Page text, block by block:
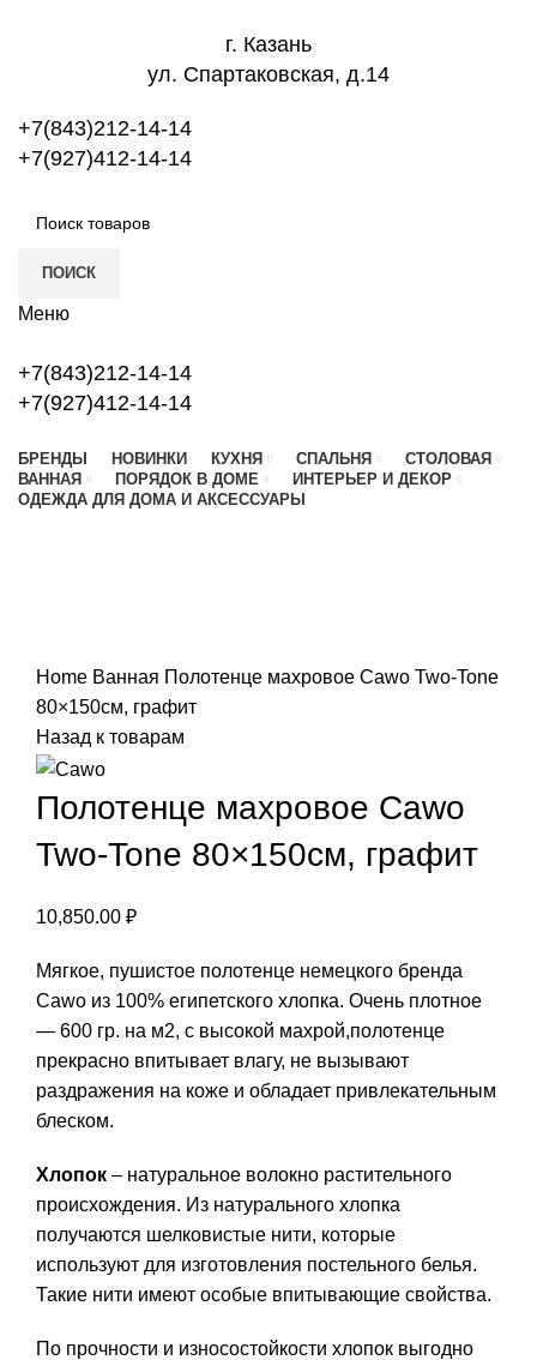
г. Казань
ул. Спартаковская, д.14
+7(843)212-14-14
+7(927)412-14-14
ПОИСК
Меню
+7(843)212-14-14
+7(927)412-14-14
БРЕНДЫ НОВИНКИ КУХНЯ СПАЛЬНЯ
СТОЛОВАЯ
ВАННАЯ
ПОРЯДОК В ДОМЕ
ИНТЕРЬЕР И ДЕКОР
ОДЕЖДА ДЛЯ ДОМА И АКСЕССУАРЫ
Home Ванная Полотенце махровое Cawo Two-Tone
80×150см, графит
Назад к товарам
Полотенце махровое Cawo
Two-Tone 80×150см, графит
10,850.00 ₽
Мягкое, пушистое полотенце немецкого бренда
Cawo из 100% египетского хлопка. Очень плотное
— 600 гр. на м2, с высокой махрой,полотенце
прекрасно впитывает влагу, не вызывают
раздражения на коже и обладает привлекательным
блеском.
Хлопок – натуральное волокно растительного
происхождения. Из натурального хлопка
получаются шелковистые нити, которые
используют для изготовления постельного белья.
Такие нити имеют особые впитывающие свойства.
По прочности и износостойкости хлопок выгодно